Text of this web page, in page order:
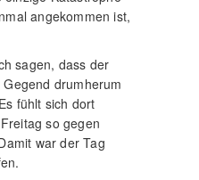
angekommen ist,
sagen, dass der
drumherum
fühlt sich dort
so gegen
war der Tag